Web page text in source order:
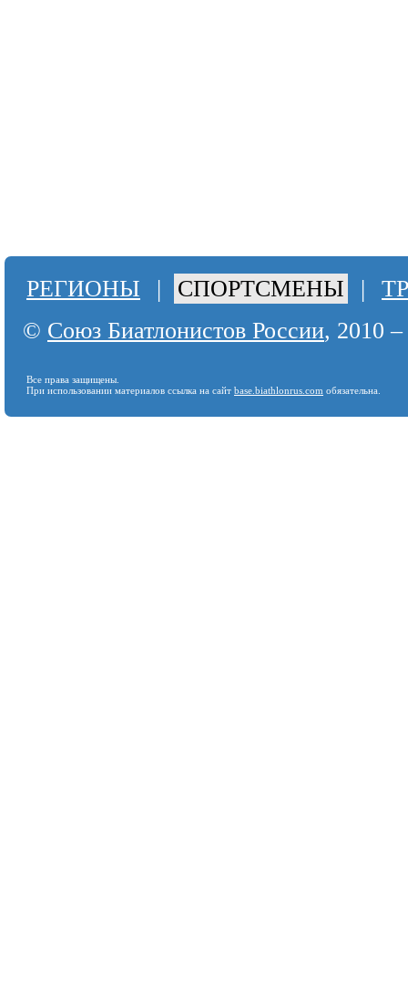
РЕГИОНЫ | СПОРТСМЕНЫ |
© Союз Биатлонистов России, 2010
Все права защищены.
При использовании материалов ссылка на сайт base.biathlonrus.com обязательна.